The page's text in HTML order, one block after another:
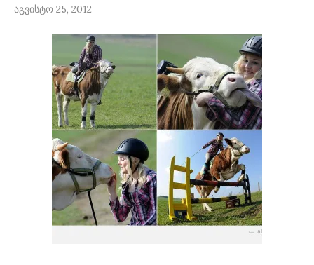
აგვისტო 25, 2012